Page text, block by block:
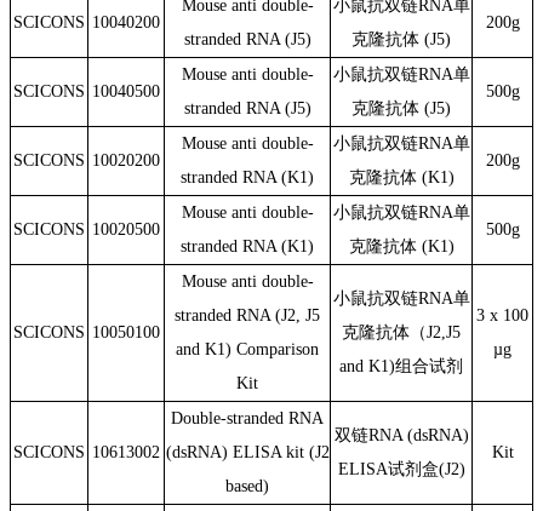
SCICONS 10040200
Mouse anti double-
stranded RNA (J5)
小鼠抗双链RNA单
克隆抗体 (J5)
200g
SCICONS 10040500
Mouse anti double-
stranded RNA (J5)
小鼠抗双链RNA单
克隆抗体 (J5)
500g
SCICONS 10020200
Mouse anti double-
stranded RNA (K1)
小鼠抗双链RNA单
克隆抗体 (K1)
200g
SCICONS 10020500
Mouse anti double-
stranded RNA (K1)
小鼠抗双链RNA单
克隆抗体 (K1)
500g
SCICONS 10050100
Mouse anti double-
stranded RNA (J2, J5
and K1) Comparison
Kit
小鼠抗双链RNA单
克隆抗体（J2,J5
and K1)组合试剂
3 x 100
µg
SCICONS 10613002
Double-stranded RNA
(dsRNA) ELISA kit (J2
based)
双链RNA (dsRNA)
ELISA试剂盒(J2)
Kit